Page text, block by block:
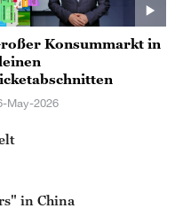
Konsummarkt in
May-2026
in China